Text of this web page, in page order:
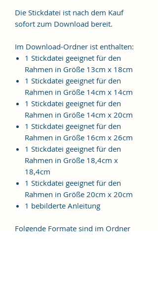
Die Stickdatei ist nach dem Kauf
sofort zum Download bereit.
Im Download-Ordner ist enthalten:
1 Stickdatei geeignet für den
Rahmen in Größe 13cm x 18cm
1 Stickdatei geeignet für den
Rahmen in Größe 14cm x 14cm
1 Stickdatei geeignet für den
Rahmen in Größe 14cm x 20cm
1 Stickdatei geeignet für den
Rahmen in Größe 16cm x 26cm
1 Stickdatei geeignet für den
Rahmen in Größe 18,4cm x
18,4cm
1 Stickdatei geeignet für den
Rahmen in Größe 20cm x 20cm
1 bebilderte Anleitung
Folgende Formate sind im Ordner